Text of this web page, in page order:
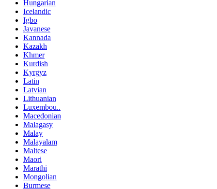
Hungarian
Icelandic
Igbo
Javanese
Kannada
Kazakh
Khmer
Kurdish
Kyrgyz
Latin
Latvian
Lithuanian
Luxembou..
Macedonian
Malagasy
Malay
Malayalam
Maltese
Maori
Marathi
Mongolian
Burmese